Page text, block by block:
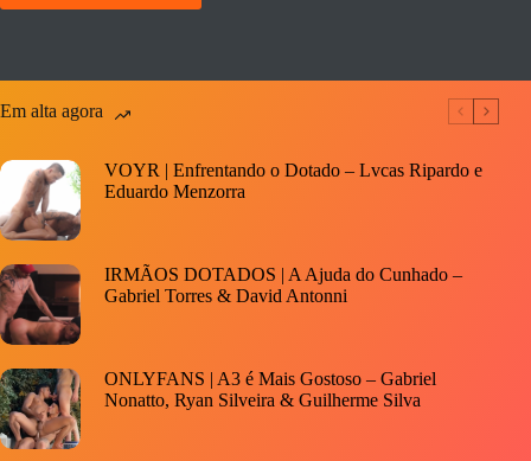
Em alta agora
VOYR | Enfrentando o Dotado – Lvcas Ripardo e
Eduardo Menzorra
IRMÃOS DOTADOS | A Ajuda do Cunhado –
Gabriel Torres & David Antonni
ONLYFANS | A3 é Mais Gostoso – Gabriel
Nonatto, Ryan Silveira & Guilherme Silva